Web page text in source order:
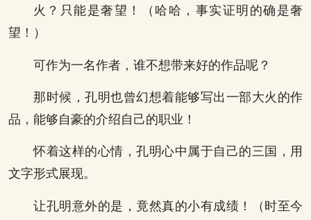
火？只能是奢望！（哈哈，事实证明的确是奢
望！）
可作为一名作者，谁不想带来好的作品呢？
那时候，孔明也曾幻想着能够写出一部大火的作
品，能够自豪的介绍自己的职业！
怀着这样的心情，孔明心中属于自己的三国，用
文字形式展现。
让孔明意外的是，竟然真的小有成绩！（时至今